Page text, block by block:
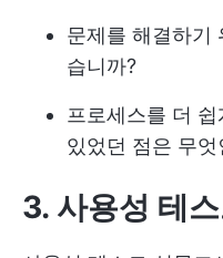
문제를 해결하기
습니까?
프로세스를 더
있었던 점은 무엇
3. 사용성 테